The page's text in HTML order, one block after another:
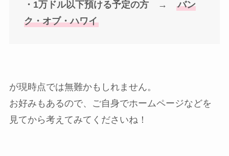
・1万ドル以下預ける予定の方 → バン
ク・オブ・ハワイ
が現時点では無難かもしれません。
お好みもあるので、ご自身でホームページなどを
見てから考えてみてくださいね！